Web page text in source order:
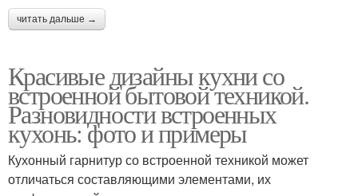
читать дальше →
Красивые дизайны кухни со
встроенной бытовой техникой.
Разновидности встроенных
кухонь: фото и примеры
Кухонный гарнитур со встроенной техникой может
отличаться составляющими элементами, их